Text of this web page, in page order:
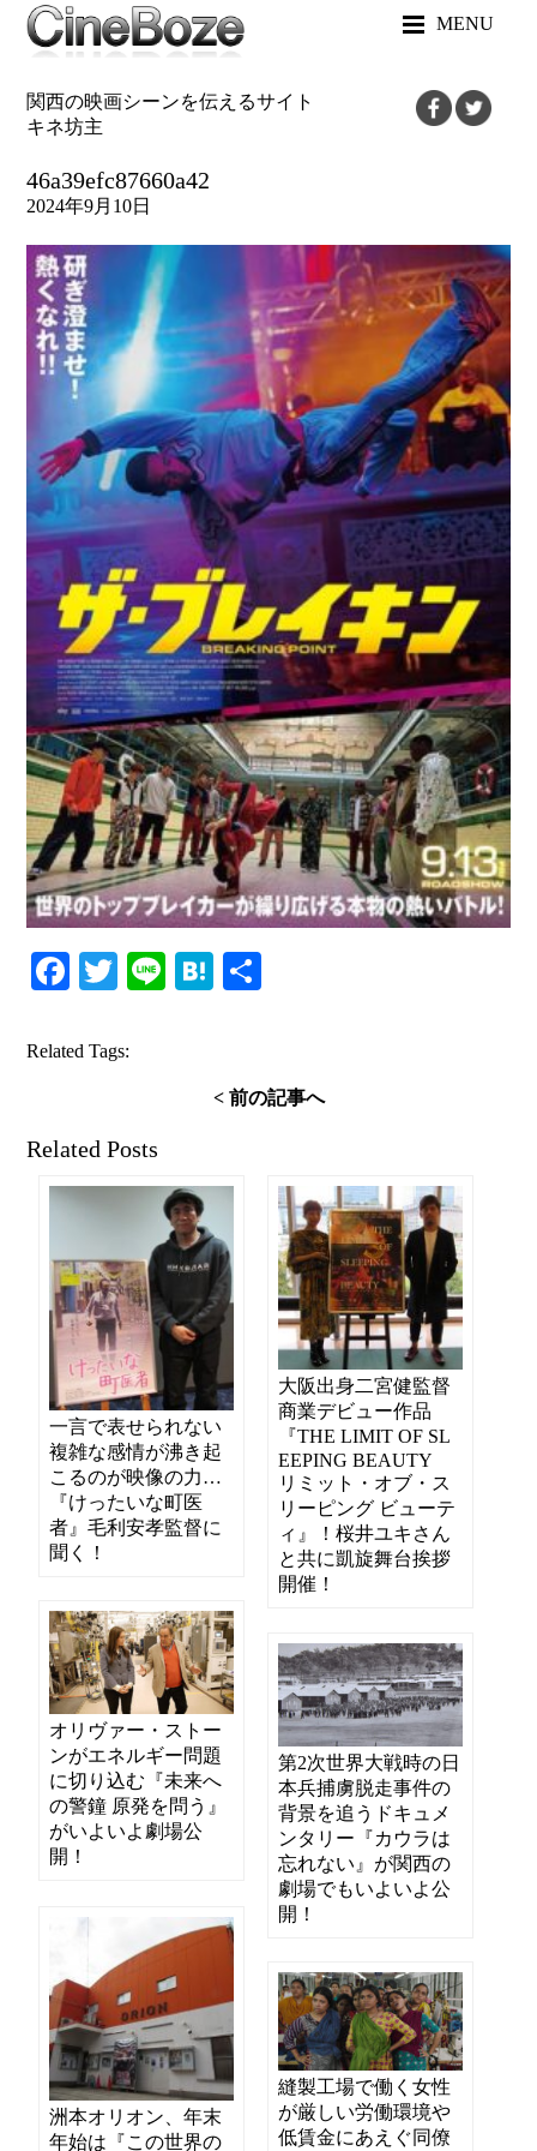
MENU
関西の映画シーンを伝えるサイト
キネ坊主
46a39efc87660a42
2024年9月10日
Facebook
TwitterLineHatena
Related Tags:
< 前の記事へ
Related Posts
一言で表せられない
複雑な感情が沸き起
こるのが映像の力…
『けったいな町医
者』毛利安孝監督に
聞く！
大阪出身二宮健監督
商業デビュー作品
『THE LIMIT OF SL
EEPING BEAUTY
リミット・オブ・ス
リーピング ビューテ
ィ』！桜井ユキさん
と共に凱旋舞台挨拶
開催！
オリヴァー・ストー
ンがエネルギー問題
に切り込む『未来へ
の警鐘 原発を問う』
がいよいよ劇場公
開！
第2次世界大戦時の日
本兵捕虜脱走事件の
背景を追うドキュメ
ンタリー『カウラは
忘れない』が関西の
劇場でもいよいよ公
開！
洲本オリオン、年末
年始は『この世界の
縫製工場で働く女性
が厳しい労働環境や
低賃金にあえぐ同僚